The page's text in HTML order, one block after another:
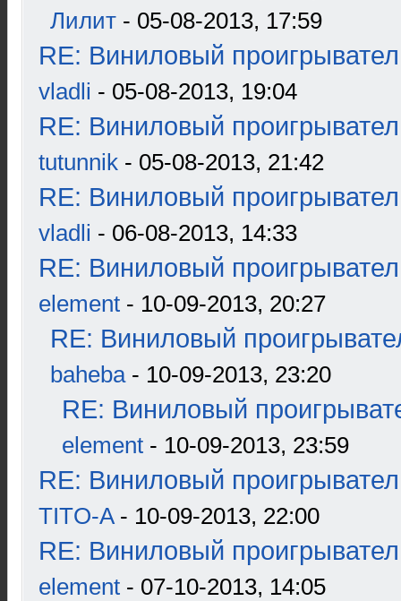
Лилит - 05-08-2013, 17:59
RE: Виниловый
vladli - 05-08-2013, 19:04
RE: Виниловый
tutunnik - 05-08-2013, 21:42
RE: Виниловый
vladli - 06-08-2013, 14:33
RE: Виниловый
element - 10-09-2013, 20:27
RE: Виниловый
baheba- 10-09-2013, 23:20
RE: Виниловый
element - 10-09-2013, 23:59
RE: Виниловый
TITO-A- 10-09-2013, 22:00
RE: Виниловый
element - 07-10-2013, 14:05